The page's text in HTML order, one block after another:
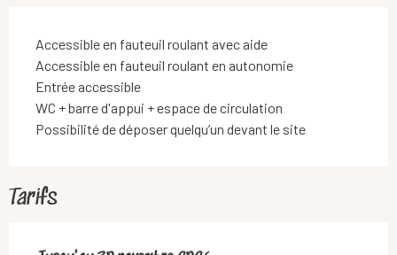
Accessible en fauteuil roulant avec aide
Accessible en fauteuil roulant en autonomie
Entrée accessible
WC + barre d'appui + espace de circulation
Possibilité de déposer quelqu’un devant le site
Tarifs